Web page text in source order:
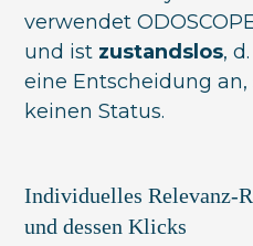
verwendet
und ist zustandslos,
eine Entscheidung
keinen Status.
Individuelles Relevanz-
und dessen Klicks